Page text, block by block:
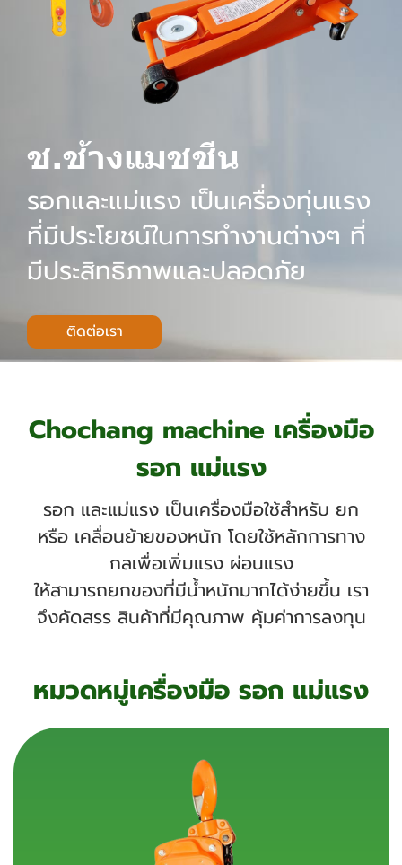
ช.ช้างแมชชีน
รอกและแม่แรง เป็นเครื่องทุ่นแรง
ที่มีประโยชน์ในการทำงานต่างๆ ที่
มีประสิทธิภาพและปลอดภัย
ติดต่อเรา
Chochang machine เครื่องมือ
รอก แม่แรง
รอก และแม่แรง เป็นเครื่องมือใช้สำหรับ ยก
หรือ เคลื่อนย้ายของหนัก โดยใช้หลักการทาง
กลเพื่อเพิ่มแรง ผ่อนแรง
ให้สามารถยกของที่มีน้ำหนักมากได้ง่ายขึ้น เรา
จึงคัดสรร สินค้าที่มีคุณภาพ คุ้มค่าการลงทุน
หมวดหมู่เครื่องมือ รอก แม่แรง